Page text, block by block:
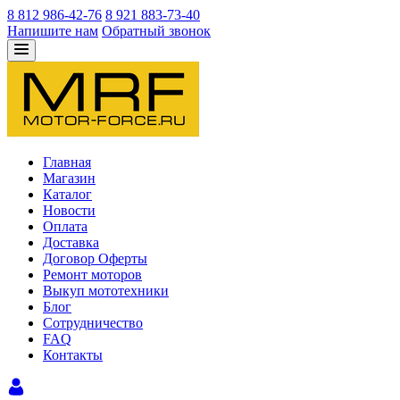
8 812 986-42-76 8 921 883-73-40
Напишите нам Обратный звонок
Главная
Магазин
Каталог
Новости
Оплата
Доставка
Договор Оферты
Ремонт моторов
Выкуп мототехники
Блог
Сотрудничество
FAQ
Контакты